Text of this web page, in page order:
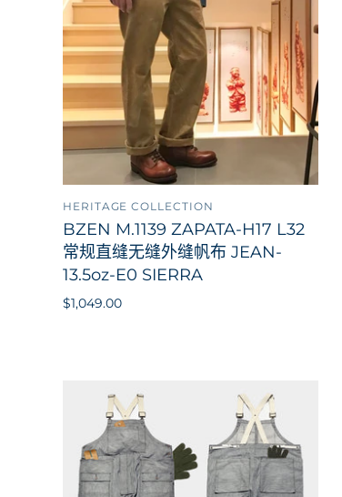
HERITAGE COLLECTION
BZEN M.1139 ZAPATA-H17 L32
常规直缝无缝外缝帆布 JEAN-
13.5oz-E0 SIERRA
$1,049.00